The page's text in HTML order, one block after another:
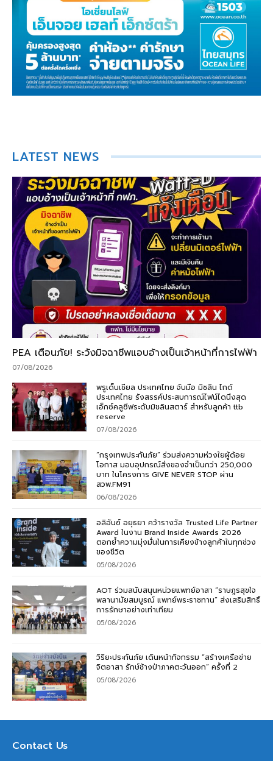
LATEST NEWS
PEA เตือนภัย! ระวังมิจฉาชีพแอบอ้างเป็นเจ้าหน้าที่การไฟฟ้า
07/08/2026
พรูเด็นเชียล ประเทศไทย จับมือ มิชลิน ไกด์
ประเทศไทย รังสรรค์ประสบการณ์ไฟน์ไดนิ่งสุด
เอ็กซ์คลูซีฟระดับมิชลินสตาร์ สำหรับลูกค้า ttb
reserve
07/08/2026
“กรุงเทพประกันภัย” ร่วมส่งความห่วงใยผู้ด้อย
โอกาส มอบอุปกรณ์สิ่งของจำเป็นกว่า 250,000
บาท ในโครงการ GIVE NEVER STOP ผ่าน
สวพ.FM91
06/08/2026
อลิอันซ์ อยุธยา คว้ารางวัล Trusted Life Partner
Award ในงาน Brand Inside Awards 2026
ตอกย้ำความมุ่งมั่นในการเคียงข้างลูกค้าในทุกช่วง
ของชีวิต
05/08/2026
AOT ร่วมสนับสนุนหน่วยแพทย์อาสา “ราษฎรสุขใจ
พลานามัยสมบูรณ์ แพทย์พระราชทาน” ส่งเสริมสิทธิ์
การรักษาอย่างเท่าเทียม
05/08/2026
วิริยะประกันภัย เดินหน้ากิจกรรม “สร้างเครือข่าย
จิตอาสา รักษ์ช้างป่าภาคตะวันออก” ครั้งที่ 2
05/08/2026
Contact Us